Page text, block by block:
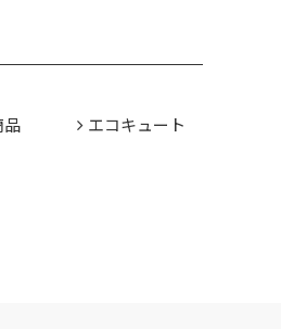
品
エコキュート